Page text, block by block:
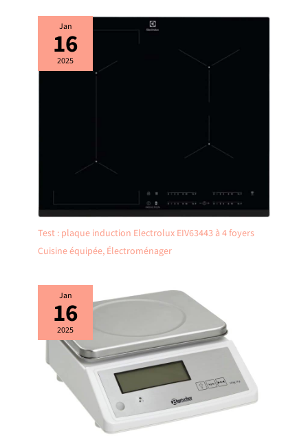
Jan
16
2025
Test : plaque induction Electrolux EIV63443 à 4 foyers
Cuisine équipée, Électroménager
Jan
16
2025